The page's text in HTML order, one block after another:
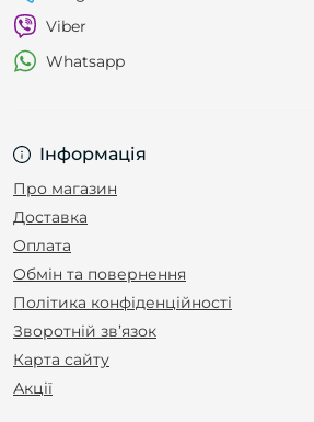
Інформація
Про магазин
Доставка
Оплата
Обмін та повернення
Політика конфіденційності
Зворотній зв’язок
Карта сайту
Акції
Viber
Whatsapp